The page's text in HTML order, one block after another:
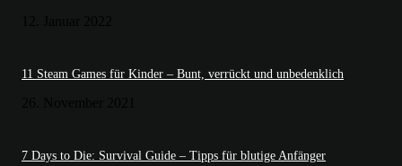
11 Steam Games für Kinder – Bunt, verrückt und unbedenklich
7 Days to Die: Survival Guide – Tipps für blutige Anfänger